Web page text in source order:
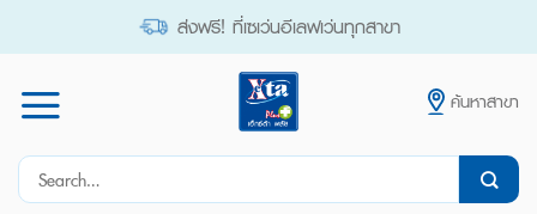
ส่งฟรี! ที่เซเว่นอีเลฟเว่นทุกสาขา
ค้นหาสาขา
Search